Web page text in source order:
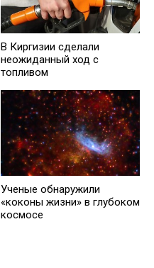
В Киргизии сделали
неожиданный ход с
топливом
Ученые обнаружили
«коконы жизни» в глубоком
космосе